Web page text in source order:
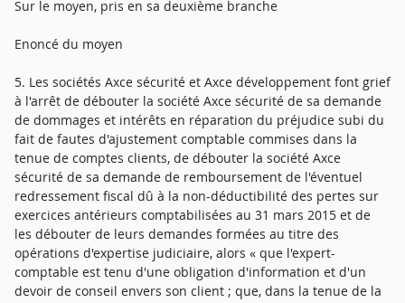
Sur le moyen, pris en sa deuxième branche
Enoncé du moyen
5. Les sociétés Axce sécurité et Axce développement font grief
à l'arrêt de débouter la société Axce sécurité de sa demande
de dommages et intérêts en réparation du préjudice subi du
fait de fautes d'ajustement comptable commises dans la
tenue de comptes clients, de débouter la société Axce
sécurité de sa demande de remboursement de l'éventuel
redressement fiscal dû à la non-déductibilité des pertes sur
exercices antérieurs comptabilisées au 31 mars 2015 et de
les débouter de leurs demandes formées au titre des
opérations d'expertise judiciaire, alors « que l'expert-
comptable est tenu d'une obligation d'information et d'un
devoir de conseil envers son client ; que, dans la tenue de la